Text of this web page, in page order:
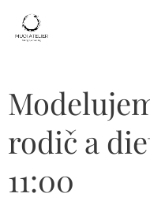
rodič a
11:00